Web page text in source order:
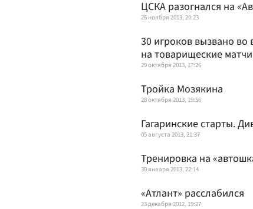
ЦСКА разогнался на
26 ноября 2013, 20:23
30 игроков вызвано
на товарищеские
29 октября 2013, 17:26
Тройка Мозякина
28 октября 2013, 19:56
Гагаринские старты.
05 августа 2013, 21:37
Тренировка на
30 января 2013, 22:14
«Атлант» расслабился
23 декабря 2012, 19:27